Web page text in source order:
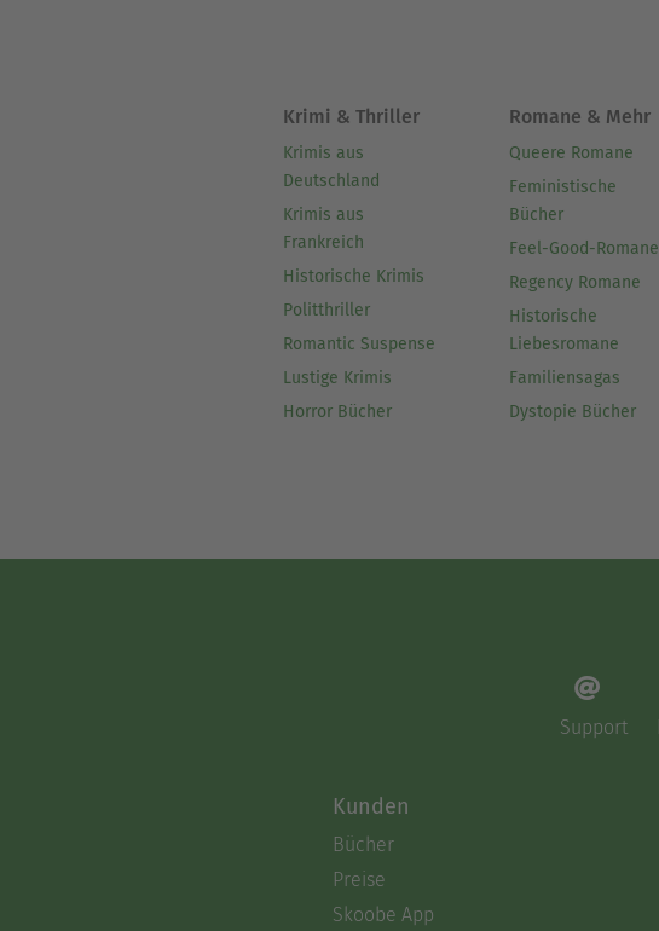
Krimi & Thriller
Krimis aus
Deutschland
Krimis aus
Frankreich
Historische Krimis
Politthriller
Romantic Suspense
Lustige Krimis
Horror Bücher
Romane & Mehr
Queere Romane
Feministische
Bücher
Feel-Good-Romane
Regency Romane
Historische
Liebesromane
Familiensagas
Dystopie Bücher
Support
Kunden
Bücher
Preise
Skoobe App